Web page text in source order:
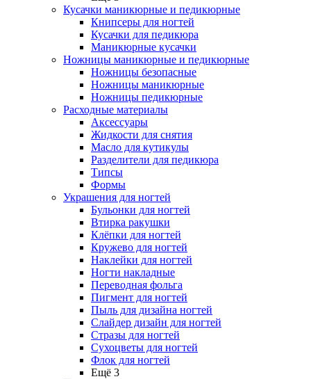
Кусачки маникюрные и педикюрные
Книпсеры для ногтей
Кусачки для педикюра
Маникюрные кусачки
Ножницы маникюрные и педикюрные
Ножницы безопасные
Ножницы маникюрные
Ножницы педикюрные
Расходные материалы
Аксессуары
Жидкости для снятия
Масло для кутикулы
Разделители для педикюра
Типсы
Формы
Украшения для ногтей
Бульонки для ногтей
Втирка ракушки
Клёпки для ногтей
Кружево для ногтей
Наклейки для ногтей
Ногти накладные
Переводная фольга
Пигмент для ногтей
Пыль для дизайна ногтей
Слайдер дизайн для ногтей
Стразы для ногтей
Сухоцветы для ногтей
Флок для ногтей
Ещё 3